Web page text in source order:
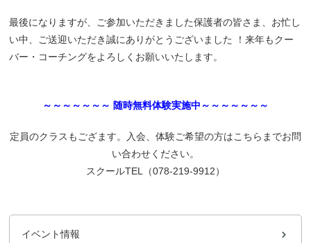
最後になりますが、ご参加いただきました保護者の皆さま、お忙し
い中、ご送迎いただき誠にありがとうございました ！来年もクー
バー・コーチングをよろしくお願いいたします。
～～～～～～～ 随時無料体験実施中～～～～～～～
定員のクラスもござます。入会、体験ご希望の方はこちらまでお問
い合わせください。
スクールTEL（078-219-9912）
イベント情報